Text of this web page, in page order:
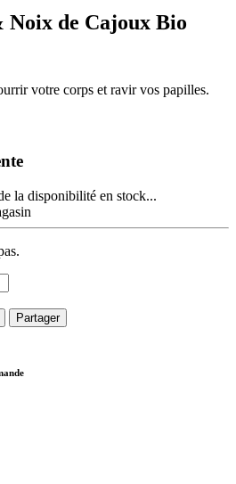
de Cajoux Bio
votre corps et ravir vos papilles.
la disponibilité en stock...
Partager